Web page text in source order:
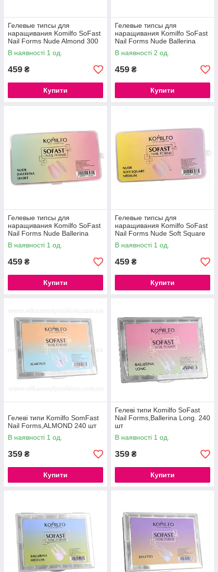
Гелевые типсы для
наращивания Komilfo SoFast
Nail Forms Nude Almond 300
шт
В наявності 1 од.
459 ₴
Купити
Гелевые типсы для
наращивания Komilfo SoFast
Nail Forms Nude Ballerina
Medium 300 шт
В наявності 2 од.
459 ₴
Купити
Гелевые типсы для
наращивания Komilfo SoFast
Nail Forms Nude Ballerina
Short 300 шт
В наявності 1 од.
459 ₴
Купити
Гелевые типсы для
наращивания Komilfo SoFast
Nail Forms Nude Soft Square
Medium 300 шт
В наявності 1 од.
459 ₴
Купити
Гелеві типи Komilfo SomFast
Nail Forms,ALMOND 240 шт
В наявності 1 од.
359 ₴
Купити
Гелеві типи Komilfo SoFast
Nail Forms,Ballerina Long. 240
шт
В наявності 1 од.
359 ₴
Купити